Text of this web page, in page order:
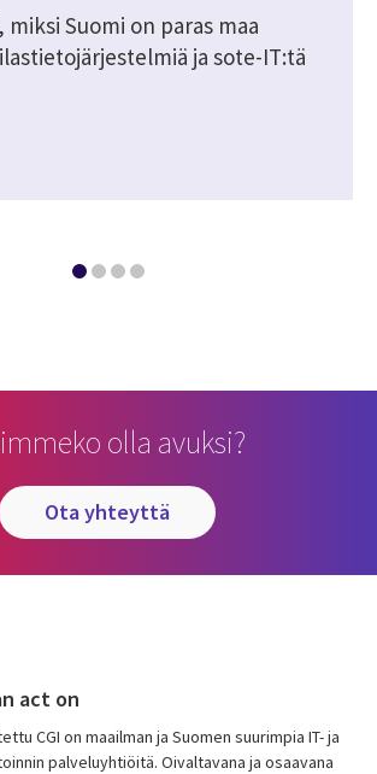
miksi Suomi on paras maa
ja sote-IT:tä
olla avuksi?
ota yhteyttä
act on
CGI on maailman ja Suomen suurimpia IT- ja
palveluyhtiöitä. Oivaltavana ja osaavana